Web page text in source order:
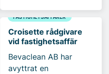
FASTIGHETSAFFÄRER
Croisette rådgivare
vid fastighetsaffär
Bevaclean AB har
avyttrat en